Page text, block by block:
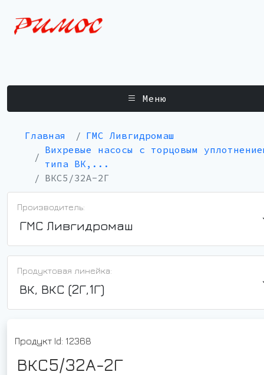
Меню
Главная
ГМС Ливгидромаш
Вихревые насосы с торцовым
типа ВК,...
ВКС5/32А-2Г
Производитель:
ГМС Ливгидромаш
Продуктовая линейка:
ВК, ВКС (2Г,1Г)
Продукт Id: 12368
ВКС5/32А-2Г